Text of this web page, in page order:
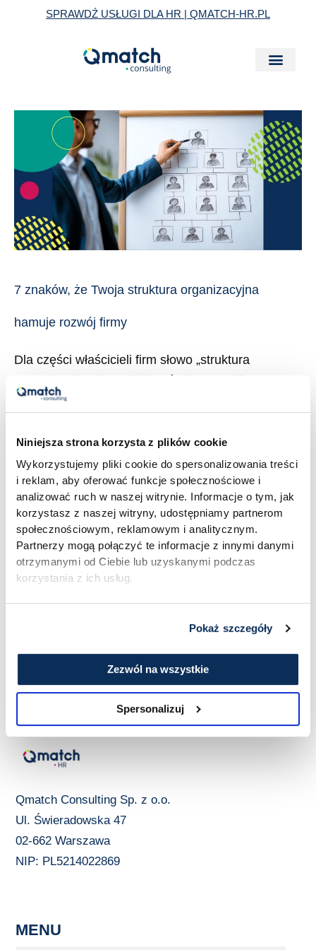
Niniejsza strona korzysta z plików cookie
Wykorzystujemy pliki cookie do spersonalizowania treści
i reklam, aby oferować funkcje społecznościowe i
analizować ruch w naszej witrynie. Informacje o tym, jak
korzystasz z naszej witryny, udostępniamy partnerom
społecznościowym, reklamowym i analitycznym.
Partnerzy mogą połączyć te informacje z innymi danymi
otrzymanymi od Ciebie lub uzyskanymi podczas
korzystania z ich usług.
Pokaż szczegóły
Zezwól na wszystkie
Spersonalizuj
SPRAWDŹ USŁUGI DLA HR | QMATCH-HR.PL
7 znaków, że Twoja struktura organizacyjna
hamuje rozwój firmy
Dla części właścicieli firm słowo „struktura
organizacyjna” brzmi jak coś z korporacji: sztywne
ramy, działy, procedury i biurokracja. Inni w ogóle o
schemat organizacyjny istnieje najwyżej w głowie
właściciela. I jedni i drudzy trafiają zwykle na ten
sam mur. Firma ma dobry produkt, sensowną
strategię, operuje […]
znaków,
Twoja
struktura
organizacyjna
hamuje
firmy
Read More »
Qmatch Consulting Sp. z o.o.
Ul. Świeradowska 47
02-662 Warszawa
NIP: PL5214022869
MENU